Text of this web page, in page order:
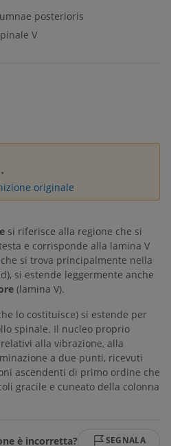
posterioris
V
originale
si riferisce alla regione che si
e corrisponde alla lamina V
che si trova principalmente nella
si estende leggermente anche
(lamina V).
lo costituisce) si estende per
spinale. Il nucleo proprio
alla vibrazione, alla
a due punti, ricevuti
ascendenti di primo ordine che
gracile e cuneato della colonna
è incorretta? SEGNALA